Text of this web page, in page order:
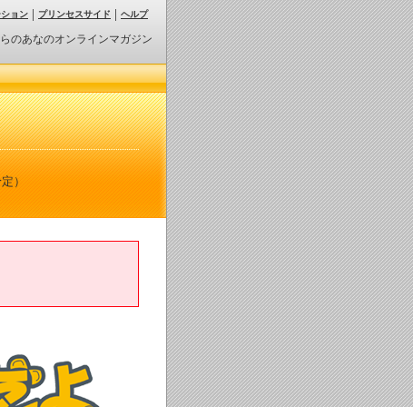
のあなのオンラインマガジン
ョン プリンセスサイド ヘルプ
）